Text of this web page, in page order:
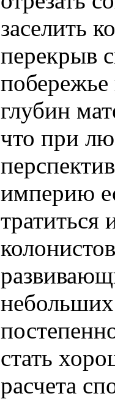
заселить
перекрыв
побережье
глубин
что при
империю
тратиться
небольших
стать
расчета